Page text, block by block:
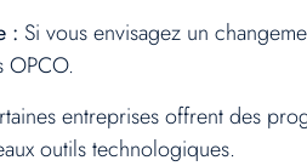
: Si vous envisagez un
OPCO.
entreprises offrent des
outils technologiques.